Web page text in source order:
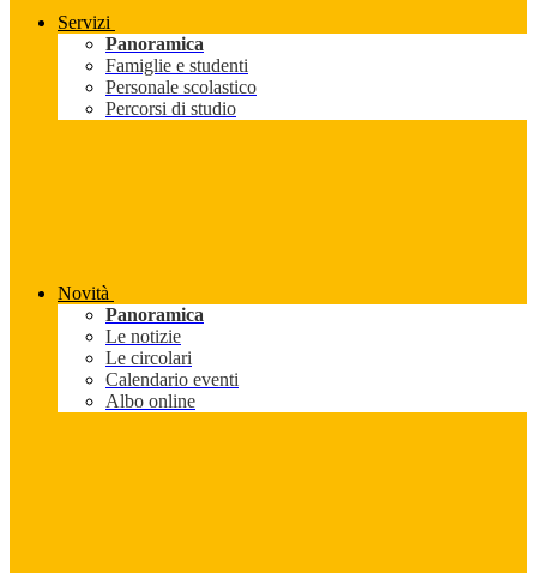
Servizi
Panoramica
Famiglie e studenti
Personale scolastico
Percorsi di studio
Novità
Panoramica
Le notizie
Le circolari
Calendario eventi
Albo online